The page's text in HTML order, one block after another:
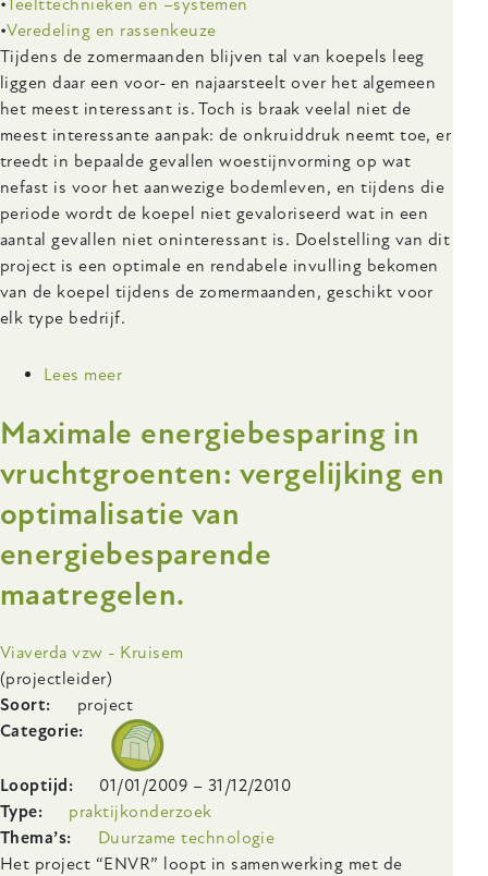
Veredeling en rassenkeuze
Body
Tijdens de zomermaanden blijven tal van koepels leeg
liggen daar een voor- en najaarsteelt over het algemeen
het meest interessant is. Toch is braak veelal niet de
meest interessante aanpak: de onkruiddruk neemt toe, er
treedt in bepaalde gevallen woestijnvorming op wat
nefast is voor het aanwezige bodemleven, en tijdens die
periode wordt de koepel niet gevaloriseerd wat in een
aantal gevallen niet oninteressant is. Doelstelling van dit
project is een optimale en rendabele invulling bekomen
van de koepel tijdens de zomermaanden, geschikt voor
elk type bedrijf.
Lees meer
van
gebruik
van
koepel
tijdens
de
zomer
Maximale energiebesparing in
vruchtgroenten: vergelijking en
optimalisatie van
energiebesparende
maatregelen.
Onderzoeksinstelling
Viaverda vzw - Kruisem
(projectleider)
Soort
project
Categorie
Looptijd 01/01/2009 – 31/12/2010
Type
praktijkonderzoek
Thema’s
Duurzame technologie
Body
Het project “ENVR” loopt in samenwerking met de